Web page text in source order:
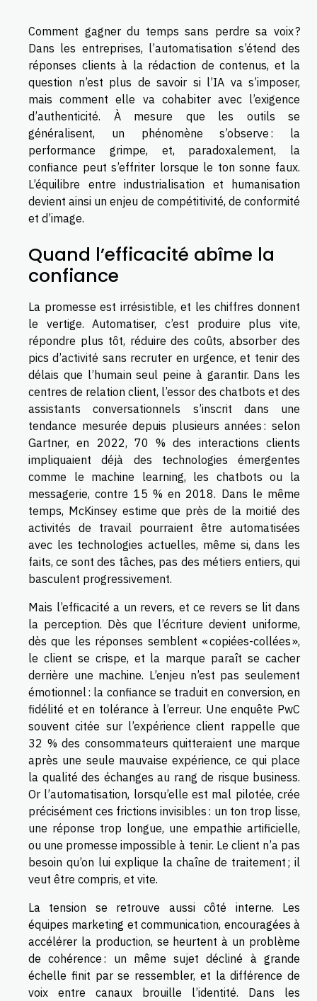
Comment gagner du temps sans perdre sa voix ?
Dans les entreprises, l’automatisation s’étend des
réponses clients à la rédaction de contenus, et la
question n’est plus de savoir si l’IA va s’imposer,
mais comment elle va cohabiter avec l’exigence
d’authenticité. À mesure que les outils se
généralisent, un phénomène s’observe : la
performance grimpe, et, paradoxalement, la
confiance peut s’effriter lorsque le ton sonne faux.
L’équilibre entre industrialisation et humanisation
devient ainsi un enjeu de compétitivité, de conformité
et d’image.
Quand l’efficacité abîme la
confiance
La promesse est irrésistible, et les chiffres donnent
le vertige. Automatiser, c’est produire plus vite,
répondre plus tôt, réduire des coûts, absorber des
pics d’activité sans recruter en urgence, et tenir des
délais que l’humain seul peine à garantir. Dans les
centres de relation client, l’essor des chatbots et des
assistants conversationnels s’inscrit dans une
tendance mesurée depuis plusieurs années : selon
Gartner, en 2022, 70 % des interactions clients
impliquaient déjà des technologies émergentes
comme le machine learning, les chatbots ou la
messagerie, contre 15 % en 2018. Dans le même
temps, McKinsey estime que près de la moitié des
activités de travail pourraient être automatisées
avec les technologies actuelles, même si, dans les
faits, ce sont des tâches, pas des métiers entiers, qui
basculent progressivement.
Mais l’efficacité a un revers, et ce revers se lit dans
la perception. Dès que l’écriture devient uniforme,
dès que les réponses semblent « copiées-collées »,
le client se crispe, et la marque paraît se cacher
derrière une machine. L’enjeu n’est pas seulement
émotionnel : la confiance se traduit en conversion, en
fidélité et en tolérance à l’erreur. Une enquête PwC
souvent citée sur l’expérience client rappelle que
32 % des consommateurs quitteraient une marque
après une seule mauvaise expérience, ce qui place
la qualité des échanges au rang de risque business.
Or l’automatisation, lorsqu’elle est mal pilotée, crée
précisément ces frictions invisibles : un ton trop lisse,
une réponse trop longue, une empathie artificielle,
ou une promesse impossible à tenir. Le client n’a pas
besoin qu’on lui explique la chaîne de traitement ; il
veut être compris, et vite.
La tension se retrouve aussi côté interne. Les
équipes marketing et communication, encouragées à
accélérer la production, se heurtent à un problème
de cohérence : un même sujet décliné à grande
échelle finit par se ressembler, et la différence de
voix entre canaux brouille l’identité. Dans les